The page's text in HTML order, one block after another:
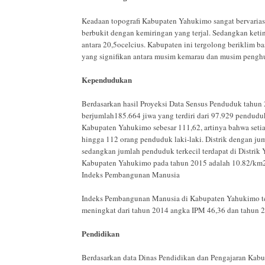
Keadaan topografi Kabupaten Yahukimo sangat
berbukit dengan kemiringan yang terjal. Sedangkan
antara 20,5ocelcius. Kabupaten ini tergolong beriklim
yang signifikan antara musim kemarau dan musim
Kependudukan
Berdasarkan hasil Proyeksi Data Sensus Penduduk
berjumlah185.664 jiwa yang terdiri dari 97.929
Kabupaten Yahukimo sebesar 111,62, arti­nya bahwa
hingga 112 orang penduduk laki-laki. Distrik dengan
sedangkan jumlah penduduk terkecil terdapat di Distrik
Kabupaten Yahukimo pada tahun 2015 adalah 10.82/
Indeks Pembangunan Manusia
Indeks Pembangunan Manusia di Kabupaten
meningkat dari tahun 2014 angka IPM 46,36 dan tahun
Pendidikan
Berdasarkan data Dinas Pendidikan dan Pengajaran